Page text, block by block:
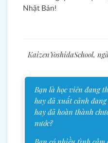
Nhật Bản!
KaizenYoshidaSchool,
Bạn là học viên đang
hay đã xuất cảnh
hay đã hoàn thành
nước?